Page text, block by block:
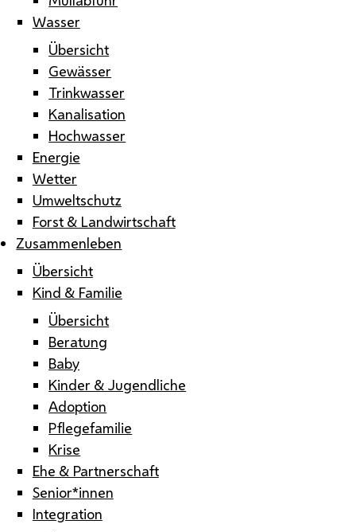
Wasser
Übersicht
Gewässer
Trinkwasser
Kanalisation
Hochwasser
Energie
Wetter
Umweltschutz
Forst & Landwirtschaft
Zusammenleben
Übersicht
Kind & Familie
Übersicht
Beratung
Baby
Kinder & Jugendliche
Adoption
Pflegefamilie
Krise
Ehe & Partnerschaft
Senior*innen
Integration